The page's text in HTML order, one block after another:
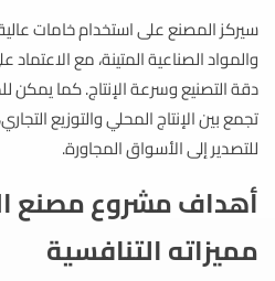
سيركز المصنع على استخدام خامات
والمواد الصناعية المتينة، مع
دقة التصنيع وسرعة الإنتاج. كما يمكن
تجمع بين الإنتاج المحلي والتوزيع
للتصدير إلى الأسواق المجاورة.
أهداف مشروع مصنع
مميزاته التنافسية